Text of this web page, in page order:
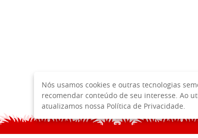
Nós usamos cookies e outras tecnologias
recomendar conteúdo de seu interesse. Ao
atualizamos nossa Política de Privacidade.